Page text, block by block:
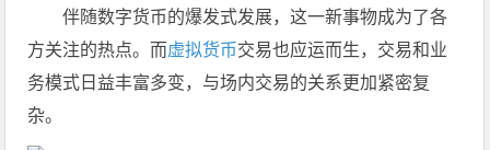
伴随数字货币的爆发式发展，这一新事物成为了各
方关注的热点。而虚拟货币交易也应运而生，交易和业
务模式日益丰富多变，与场内交易的关系更加紧密复
杂。